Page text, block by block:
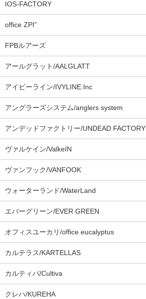
IOS-FACTORY
office ZPI”
FPBルアーズ
アールグラット/AALGLATT
アイビーライン/IVYLINE.Inc
アングラーズシステム/anglers system
アンデッドファクトリー/UNDEAD FACTORY
ヴァルケイン/ValkeIN
ヴァンフック/VANFOOK
ウォーターランド/WaterLand
エバーグリーン/EVER GREEN
オフィスユーカリ/office eucalyptus
カルテラス/KARTELLAS
カルティバ/Cultiva
クレハ/KUREHA